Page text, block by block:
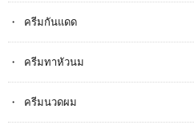
ครีมกันแดด
ครีมทาหัวนม
ครีมนวดผม